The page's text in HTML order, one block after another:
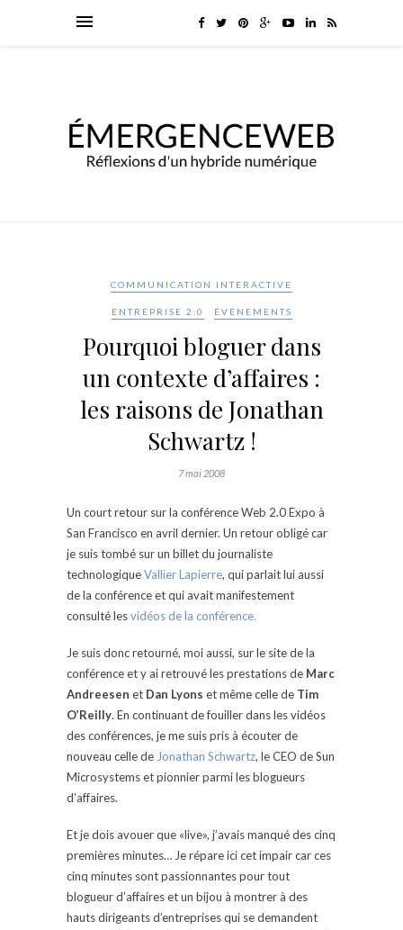
COMMUNICATION INTERACTIVE
ENTREPRISE 2.0 ÉVÉNEMENTS
Pourquoi bloguer dans
un contexte d’affaires :
les raisons de Jonathan
Schwartz !
7 mai 2008
Un court retour sur la conférence Web 2.0 Expo à
San Francisco en avril dernier. Un retour obligé car
je suis tombé sur un billet du journaliste
technologiqueVallier Lapierre, qui parlait lui aussi
de la conférence et qui avait manifestement
consulté lesvidéos de la conférence.
Je suis donc retourné, moi aussi, sur le site de la
conférence et y ai retrouvé les prestations de Marc
Andreesen et Dan Lyons et même celle de Tim
O’Reilly. En continuant de fouiller dans les vidéos
des conférences, je me suis pris à écouter de
nouveau celle de Jonathan Schwartz, le CEO de Sun
Microsystems et pionnier parmi les blogueurs
d’affaires.
Et je dois avouer que «live», j’avais manqué des cinq
premières minutes… Je répare ici cet impair car ces
cinq minutes sont passionnantes pour tout
blogueur d’affaires et un bijou à montrer à des
hauts dirigeants d’entreprises qui se demandent